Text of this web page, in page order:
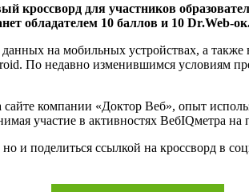
кроссворд для участников
обладателем 10 баллов и 10 Dr.Web-
на мобильных устройствах, а также
По недавно изменившимся условиям
компании «Доктор Веб», опыт
участие в активностях ВебIQметра на
и поделиться ссылкой на кроссворд в